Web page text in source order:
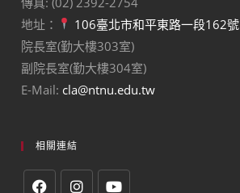
地址：
106臺北市和平東路一段162號
院長室(勤大樓303室)
副院長室(勤大樓304室)
E-Mail: cla@ntnu.edu.tw
相關連結